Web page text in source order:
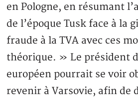
en Pologne, en résumant
de l’époque Tusk face à la
fraude à la TVA avec ces
théorique. » Le président
européen pourrait se voir
revenir à Varsovie, afin de